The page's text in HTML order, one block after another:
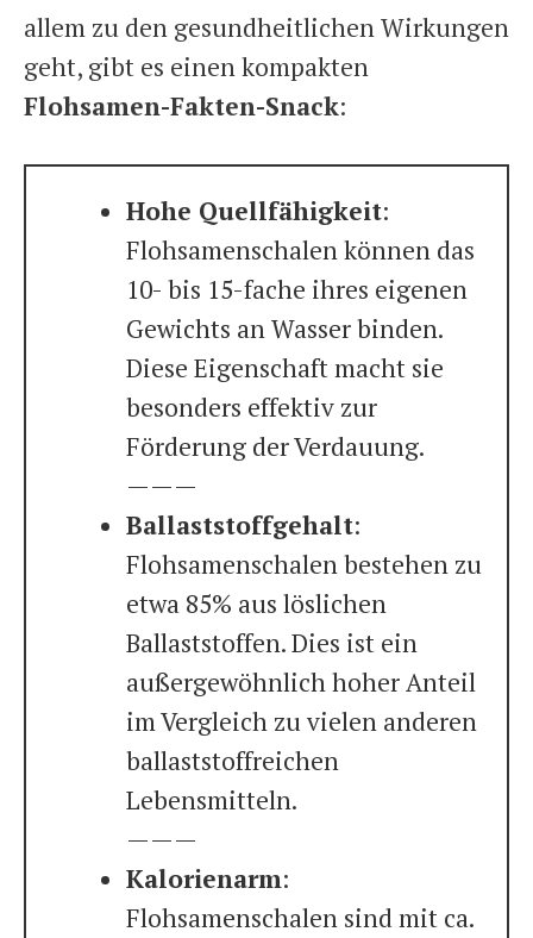
allem zu den gesundheitlichen Wirkungen
geht, gibt es einen kompakten
Flohsamen-Fakten-Snack:
Hohe Quellfähigkeit:
Flohsamenschalen können das
10- bis 15-fache ihres eigenen
Gewichts an Wasser binden.
Diese Eigenschaft macht sie
besonders effektiv zur
Förderung der Verdauung.
———
Ballaststoffgehalt:
Flohsamenschalen bestehen zu
etwa 85% aus löslichen
Ballaststoffen. Dies ist ein
außergewöhnlich hoher Anteil
im Vergleich zu vielen anderen
ballaststoffreichen
Lebensmitteln.
———
Kalorienarm:
Flohsamenschalen sind mit ca.